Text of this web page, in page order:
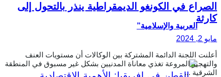
العربية والإسلامية”
الصراع في الكونغو الديمقراطية ينذر بالتحول إلى
كارثة
مايو 2, 2024
أعلنت اللجنة الدائمة المشتركة بين الوكالات أن مستويات العنف
والتهجير المروعة تغذي معاناة المدنيين بشكل غير مسبوق في المنطقة
الشرقية ...